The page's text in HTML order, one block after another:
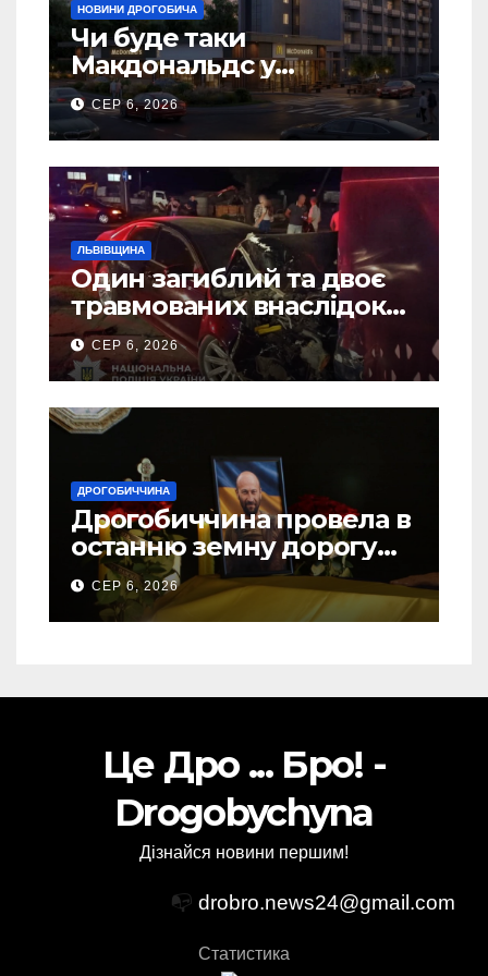
НОВИНИ ДРОГОБИЧА
Чи буде таки
Макдональдс у
Дрогобичі? (Фото)
СЕР 6, 2026
ЛЬВІВЩИНА
Один загиблий та двоє
травмованих внаслідок
ДТП на Самбірщині
СЕР 6, 2026
ДРОГОБИЧЧИНА
Дрогобиччина провела в
останню земну дорогу
свого Захисника – Олега
Торського
СЕР 6, 2026
Це Дро ... Бро! -
Drogobychyna
Дізнайся новини першим!
📭 drobro.news24@gmail.com
Статистика